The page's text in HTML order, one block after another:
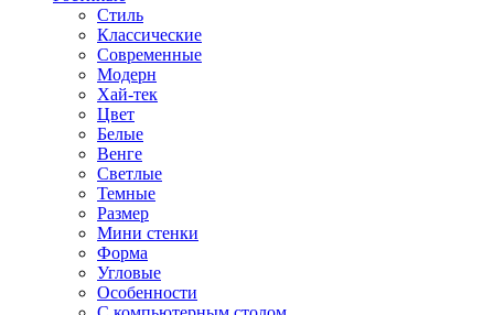
Стиль
Классические
Современные
Модерн
Хай-тек
Цвет
Белые
Венге
Светлые
Темные
Размер
Мини стенки
Форма
Угловые
Особенности